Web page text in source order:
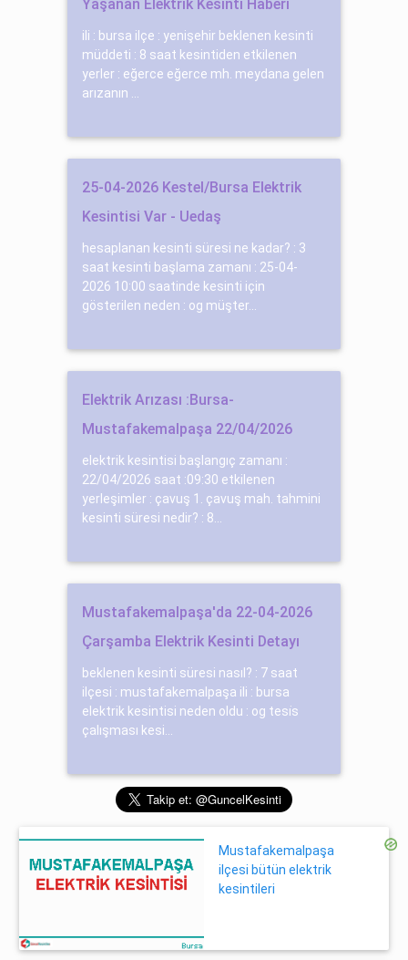
Yaşanan Elektrik Kesinti Haberi
ili : bursa ilçe : yenişehir beklenen kesinti
müddeti : 8 saat kesintiden etkilenen
yerler : eğerce eğerce mh. meydana gelen
arızanın ...
25-04-2026 Kestel/Bursa Elektrik
Kesintisi Var - Uedaş
hesaplanan kesinti süresi ne kadar? : 3
saat kesinti başlama zamanı : 25-04-
2026 10:00 saatinde kesinti için
gösterilen neden : og müşter...
Elektrik Arızası :Bursa-
Mustafakemalpaşa 22/04/2026
elektrik kesintisi başlangıç zamanı :
22/04/2026 saat :09:30 etkilenen
yerleşimler : çavuş 1. çavuş mah. tahmini
kesinti süresi nedir? : 8...
Mustafakemalpaşa'da 22-04-2026
Çarşamba Elektrik Kesinti Detayı
beklenen kesinti süresi nasıl? : 7 saat
ilçesi : mustafakemalpaşa ili : bursa
elektrik kesintisi neden oldu : og tesi̇s
çalışması kesi...
Mustafakemalpaşa
ilçesi bütün elektrik
kesintileri